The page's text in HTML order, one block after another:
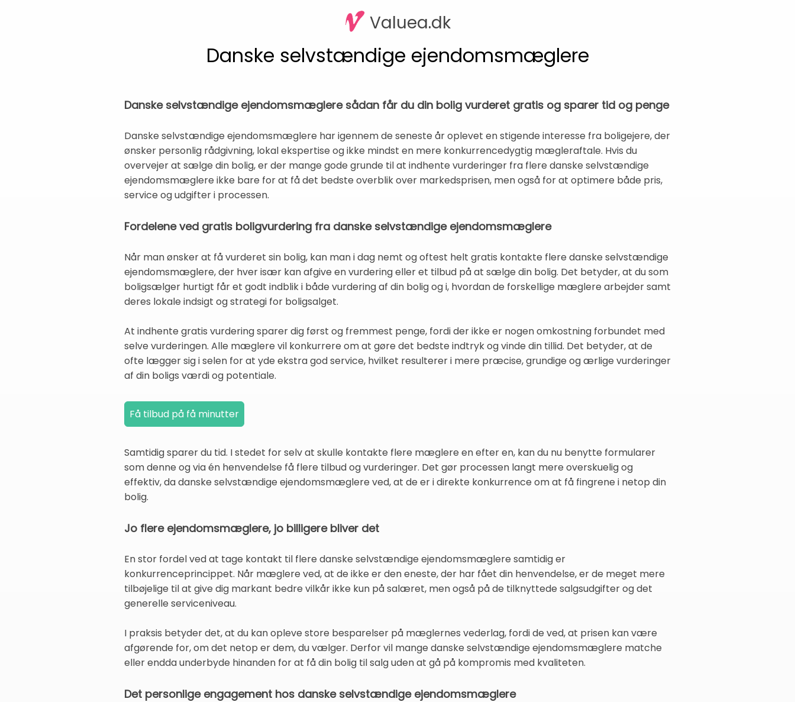
Valuea.dk
Danske selvstændige ejendomsmæglere
Danske selvstændige ejendomsmæglere sådan får du din bolig vurderet gratis og sparer tid og penge
Danske selvstændige ejendomsmæglere har igennem de seneste år oplevet en stigende interesse fra boligejere, der
ønsker personlig rådgivning, lokal ekspertise og ikke mindst en mere konkurrencedygtig mægleraftale. Hvis du
overvejer at sælge din bolig, er der mange gode grunde til at indhente vurderinger fra flere danske selvstændige
ejendomsmæglere ikke bare for at få det bedste overblik over markedsprisen, men også for at optimere både pris,
service og udgifter i processen.
Fordelene ved gratis boligvurdering fra danske selvstændige ejendomsmæglere
Når man ønsker at få vurderet sin bolig, kan man i dag nemt og oftest helt gratis kontakte flere danske selvstændige
ejendomsmæglere, der hver især kan afgive en vurdering eller et tilbud på at sælge din bolig. Det betyder, at du som
boligsælger hurtigt får et godt indblik i både vurdering af din bolig og i, hvordan de forskellige mæglere arbejder samt
deres lokale indsigt og strategi for boligsalget.
At indhente gratis vurdering sparer dig først og fremmest penge, fordi der ikke er nogen omkostning forbundet med
selve vurderingen. Alle mæglere vil konkurrere om at gøre det bedste indtryk og vinde din tillid. Det betyder, at de
ofte lægger sig i selen for at yde ekstra god service, hvilket resulterer i mere præcise, grundige og ærlige vurderinger
af din boligs værdi og potentiale.
Samtidig sparer du tid. I stedet for selv at skulle kontakte flere mæglere en efter en, kan du nu benytte formularer
som denne og via én henvendelse få flere tilbud og vurderinger. Det gør processen langt mere overskuelig og
effektiv, da danske selvstændige ejendomsmæglere ved, at de er i direkte konkurrence om at få fingrene i netop din
bolig.
Jo flere ejendomsmæglere, jo billigere bliver det
En stor fordel ved at tage kontakt til flere danske selvstændige ejendomsmæglere samtidig er
konkurrenceprincippet. Når mæglere ved, at de ikke er den eneste, der har fået din henvendelse, er de meget mere
tilbøjelige til at give dig markant bedre vilkår ikke kun på salæret, men også på de tilknyttede salgsudgifter og det
generelle serviceniveau.
I praksis betyder det, at du kan opleve store besparelser på mæglernes vederlag, fordi de ved, at prisen kan være
afgørende for, om det netop er dem, du vælger. Derfor vil mange danske selvstændige ejendomsmæglere matche
eller endda underbyde hinanden for at få din bolig til salg uden at gå på kompromis med kvaliteten.
Det personlige engagement hos danske selvstændige ejendomsmæglere